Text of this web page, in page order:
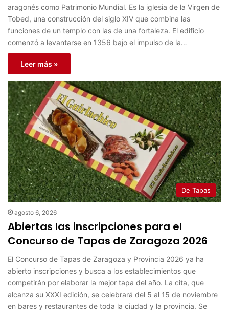
aragonés como Patrimonio Mundial. Es la iglesia de la Virgen de
Tobed, una construcción del siglo XIV que combina las
funciones de un templo con las de una fortaleza. El edificio
comenzó a levantarse en 1356 bajo el impulso de la…
Leer más »
De Tapas
agosto 6, 2026
Abiertas las inscripciones para el
Concurso de Tapas de Zaragoza 2026
El Concurso de Tapas de Zaragoza y Provincia 2026 ya ha
abierto inscripciones y busca a los establecimientos que
competirán por elaborar la mejor tapa del año. La cita, que
alcanza su XXXI edición, se celebrará del 5 al 15 de noviembre
en bares y restaurantes de toda la ciudad y la provincia. Se